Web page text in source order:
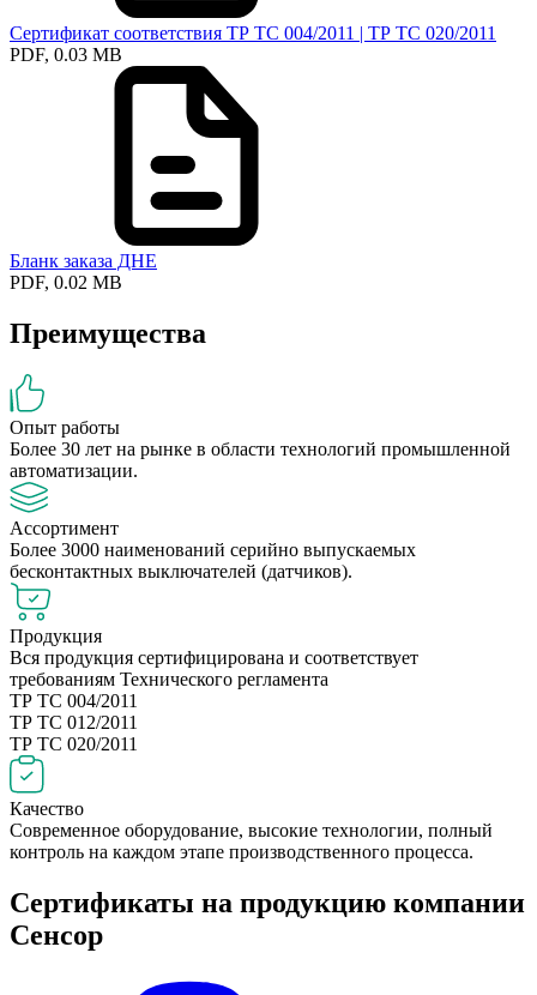
Сертификат соответствия ТР ТС 004/2011 | ТР ТС 020/2011
PDF, 0.03 MB
Бланк заказа ДНЕ
PDF, 0.02 MB
Преимущества
Опыт работы
Более 30 лет на рынке в области технологий промышленной
автоматизации.
Ассортимент
Более 3000 наименований серийно выпускаемых
бесконтактных выключателей (датчиков).
Продукция
Вся продукция сертифицирована и соответствует
требованиям Технического регламента
ТР ТС 004/2011
ТР ТС 012/2011
ТР ТС 020/2011
Качество
Современное оборудование, высокие технологии, полный
контроль на каждом этапе производственного процесса.
Сертификаты на продукцию компании
Сенсор